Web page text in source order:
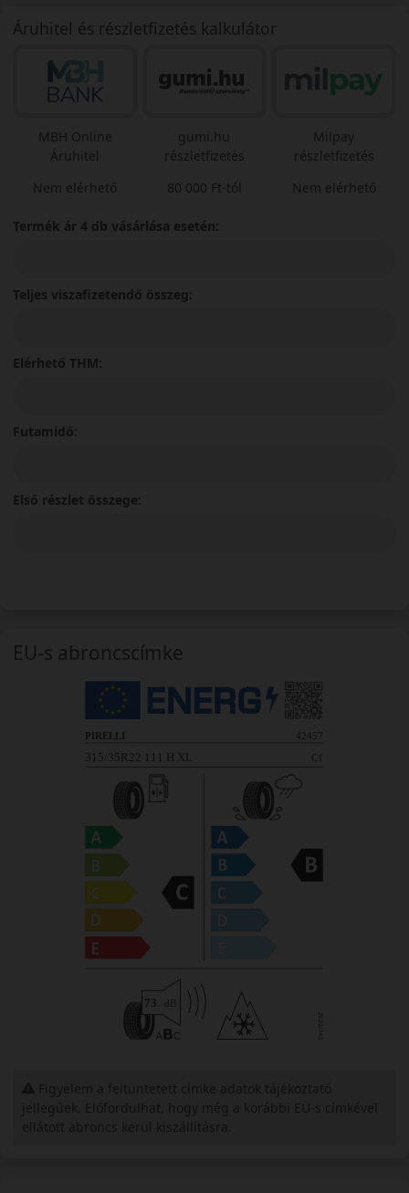
Áruhitel és részletfizetés kalkulátor
MBH Online
Áruhitel
Nem elérhető
gumi.hu
részletfizetés
80 000 Ft-tól
Milpay
részletfizetés
Nem elérhető
Termék ár 4 db vásárlása esetén:
Teljes viszafizetendő összeg:
Elérhető THM:
Futamidő:
Első részlet összege:
EU-s abroncscímke